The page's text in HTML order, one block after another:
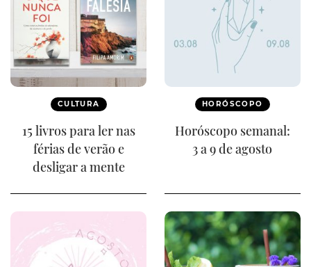
CULTURA
15 livros para ler nas
férias de verão e
desligar a mente
HORÓSCOPO
Horóscopo semanal:
3 a 9 de agosto